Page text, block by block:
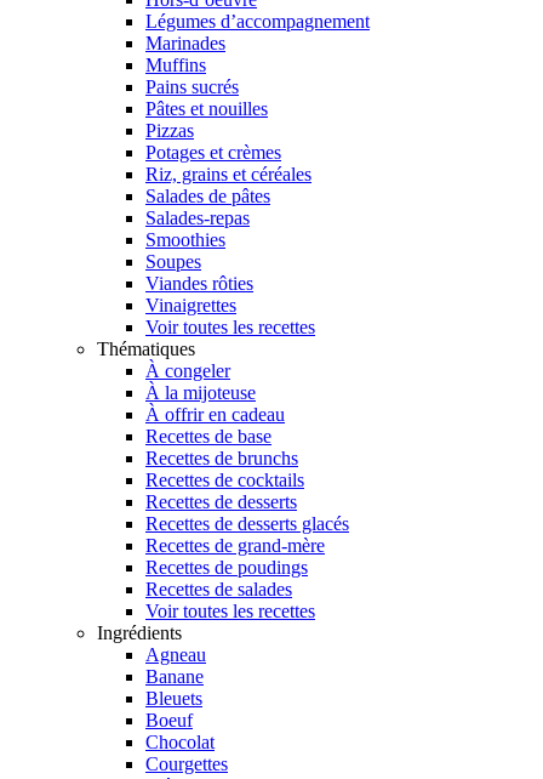
Légumes d’accompagnement
Marinades
Muffins
Pains sucrés
Pâtes et nouilles
Pizzas
Potages et crèmes
Riz, grains et céréales
Salades de pâtes
Salades-repas
Smoothies
Soupes
Viandes rôties
Vinaigrettes
Voir toutes les recettes
Thématiques
À congeler
À la mijoteuse
À offrir en cadeau
Recettes de base
Recettes de brunchs
Recettes de cocktails
Recettes de desserts
Recettes de desserts glacés
Recettes de grand-mère
Recettes de poudings
Recettes de salades
Voir toutes les recettes
Ingrédients
Agneau
Banane
Bleuets
Boeuf
Chocolat
Courgettes